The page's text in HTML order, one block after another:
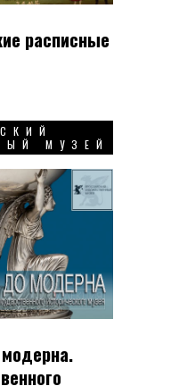
расписные
МУЗЕЙ